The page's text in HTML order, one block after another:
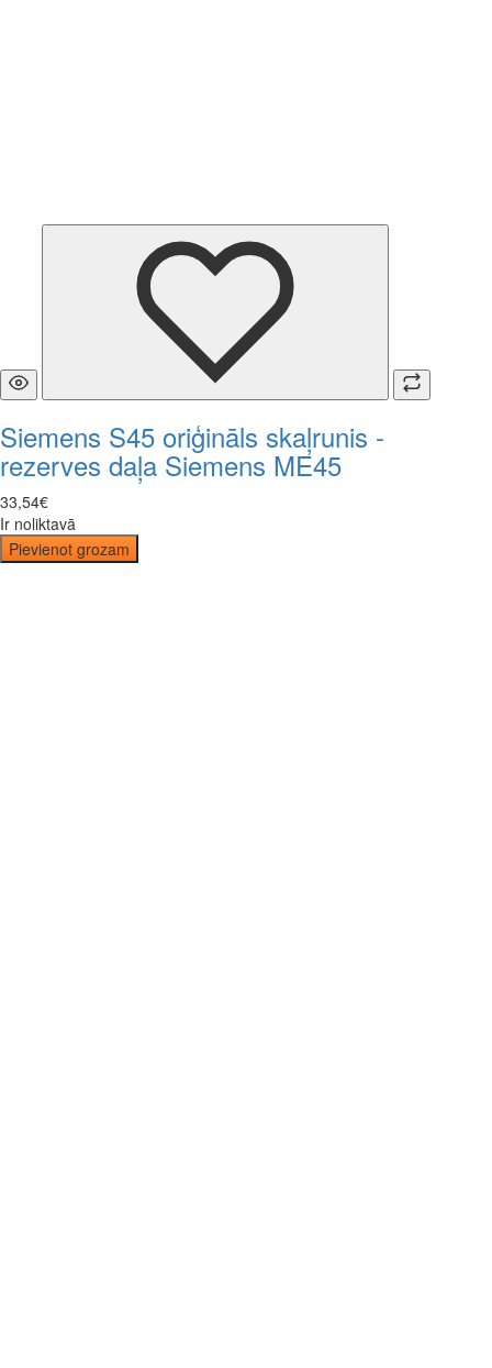
Siemens S45 oriģināls skaļrunis -
rezerves daļa Siemens ME45
33,54€
Ir noliktavā
Pievienot grozam